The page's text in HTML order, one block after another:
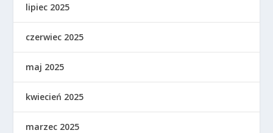
lipiec 2025
czerwiec 2025
maj 2025
kwiecień 2025
marzec 2025